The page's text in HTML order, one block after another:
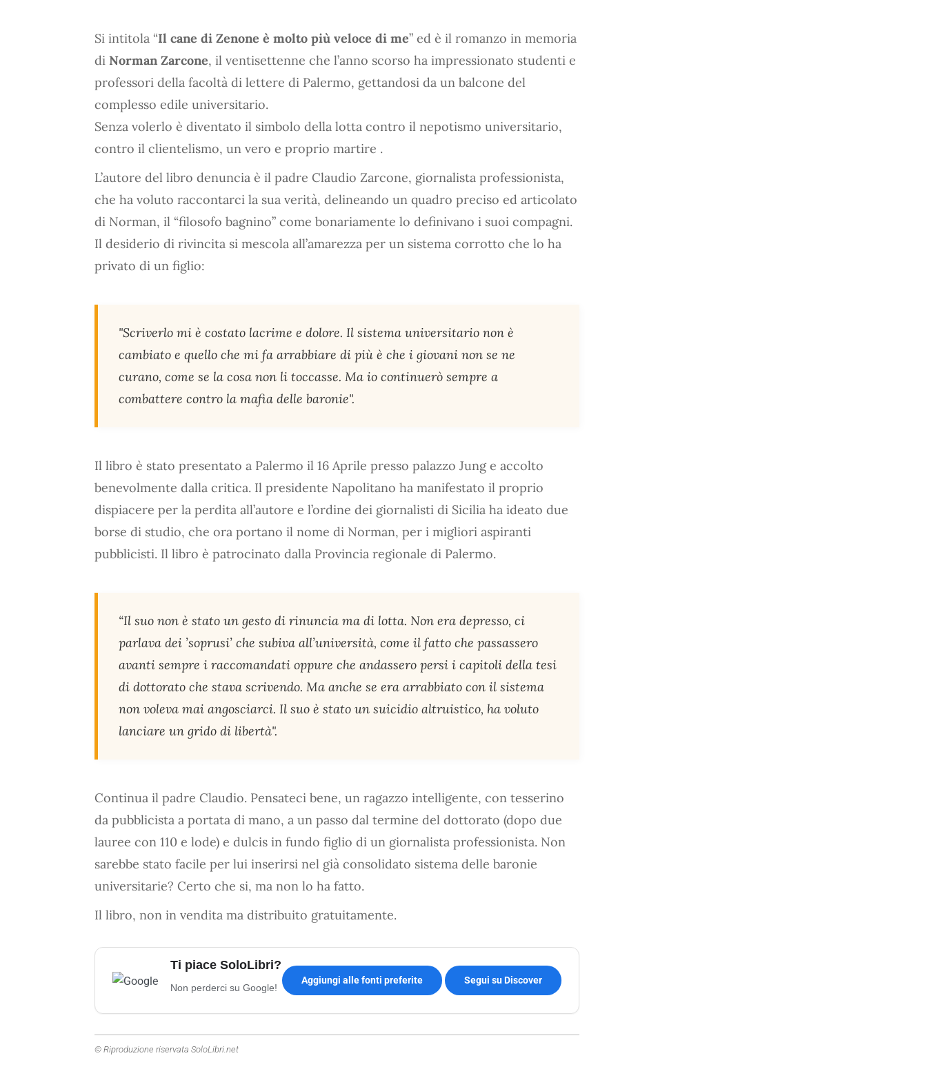
Si intitola “Il cane di Zenone è molto più veloce di me” ed è il romanzo in memoria
di Norman Zarcone, il ventisettenne che l’anno scorso ha impressionato studenti e
professori della facoltà di lettere di Palermo, gettandosi da un balcone del
complesso edile universitario.
Senza volerlo è diventato il simbolo della lotta contro il nepotismo universitario,
contro il clientelismo, un vero e proprio martire .
L’autore del libro denuncia è il padre Claudio Zarcone, giornalista professionista,
che ha voluto raccontarci la sua verità, delineando un quadro preciso ed articolato
di Norman, il “filosofo bagnino” come bonariamente lo definivano i suoi compagni.
Il desiderio di rivincita si mescola all’amarezza per un sistema corrotto che lo ha
privato di un figlio:
"Scriverlo mi è costato lacrime e dolore. Il sistema universitario non è
cambiato e quello che mi fa arrabbiare di più è che i giovani non se ne
curano, come se la cosa non li toccasse. Ma io continuerò sempre a
combattere contro la mafia delle baronie".
Il libro è stato presentato a Palermo il 16 Aprile presso palazzo Jung e accolto
benevolmente dalla critica. Il presidente Napolitano ha manifestato il proprio
dispiacere per la perdita all’autore e l’ordine dei giornalisti di Sicilia ha ideato due
borse di studio, che ora portano il nome di Norman, per i migliori aspiranti
pubblicisti. Il libro è patrocinato dalla Provincia regionale di Palermo.
“Il suo non è stato un gesto di rinuncia ma di lotta. Non era depresso, ci
parlava dei ’soprusi’ che subiva all’università, come il fatto che passassero
avanti sempre i raccomandati oppure che andassero persi i capitoli della tesi
di dottorato che stava scrivendo. Ma anche se era arrabbiato con il sistema
non voleva mai angosciarci. Il suo è stato un suicidio altruistico, ha voluto
lanciare un grido di libertà".
Continua il padre Claudio. Pensateci bene, un ragazzo intelligente, con tesserino
da pubblicista a portata di mano, a un passo dal termine del dottorato (dopo due
lauree con 110 e lode) e dulcis in fundo figlio di un giornalista professionista. Non
sarebbe stato facile per lui inserirsi nel già consolidato sistema delle baronie
universitarie? Certo che si, ma non lo ha fatto.
Il libro, non in vendita ma distribuito gratuitamente.
Ti piace SoloLibri?
Non perderci su Google!
Aggiungi alle fonti preferite Segui su Discover
© Riproduzione riservata SoloLibri.net